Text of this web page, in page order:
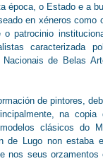
época, o Estado e a
en xéneros
patrocinio
caracterizada
de Belas
de pintores,
na copia
clásicos do
de Lugo non estaba
nos seus orzamentos